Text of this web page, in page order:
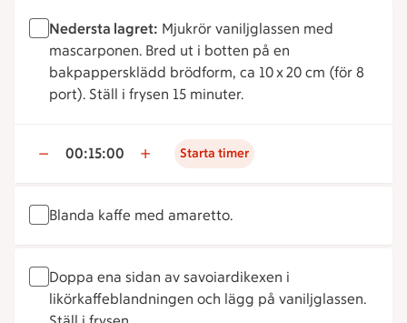
Nedersta lagret: Mjukrör vaniljglassen med
mascarponen. Bred ut i botten på en
bakpappersklädd brödform, ca 10 x 20 cm (för 8
port). Ställ i frysen 15 minuter.
00:15:00 Starta timer
Blanda kaffe med amaretto.
Doppa ena sidan av savoiardikexen i
likörkaffeblandningen och lägg på vaniljglassen.